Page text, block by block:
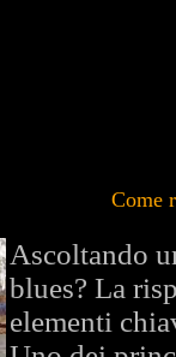
Come
Ascoltando
blues? La
elementi